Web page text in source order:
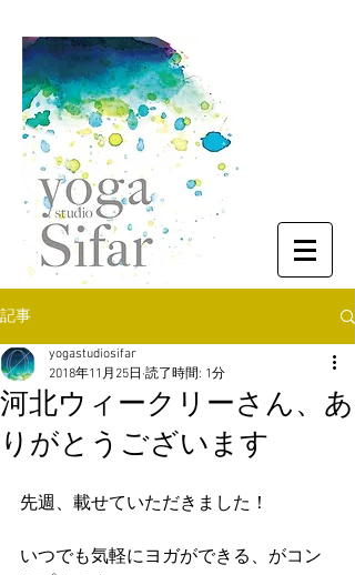
記事
河北ウィークリーさん、あ
りがとうございます
yogastudiosifar
2018年11月25日 読了時間: 1分
先週、載せていただきました！
いつでも気軽にヨガができる、がコン